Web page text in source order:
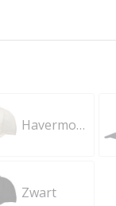
Havermout
Zwart